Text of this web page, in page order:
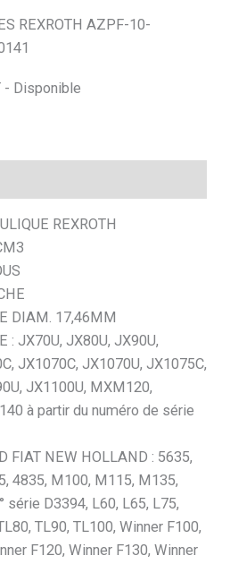
REXROTH AZPF-10-
- Disponible
REXROTH
DIAM. 17,46MM
: JX70U, JX80U, JX90U,
JX1070C, JX1070U, JX1075C,
JX1100U, MXM120,
à partir du numéro de série
FIAT NEW HOLLAND : 5635,
4835, M100, M115, M135,
série D3394, L60, L65, L75,
TL90, TL100, Winner F100,
F120, Winner F130, Winner